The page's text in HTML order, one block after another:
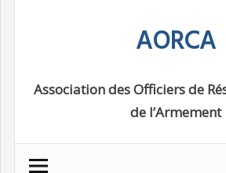
AORCA
Association des Officiers de
de l’Armement